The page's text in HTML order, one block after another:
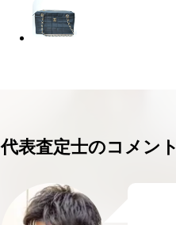
代表査定士のコメント